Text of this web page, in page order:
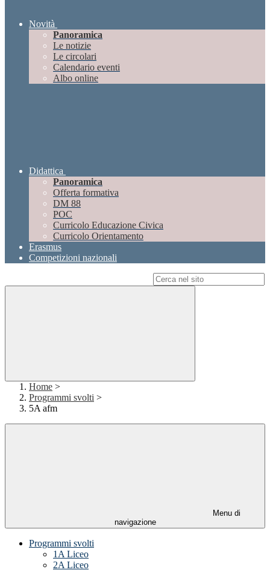
Novità
Panoramica
Le notizie
Le circolari
Calendario eventi
Albo online
Didattica
Panoramica
Offerta formativa
DM 88
POC
Curricolo Educazione Civica
Curricolo Orientamento
Erasmus
Competizioni nazionali
Home >
Programmi svolti >
5A afm
Menu di
navigazione
Programmi svolti
1A Liceo
2A Liceo